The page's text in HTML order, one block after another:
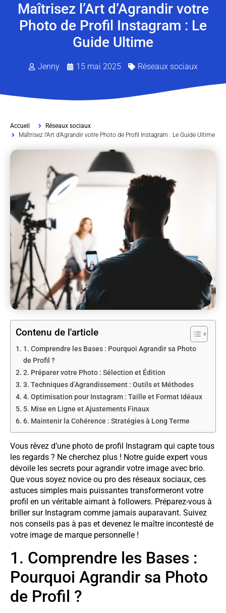
Maîtrisez l’Art d’Agrandir votre
Photo de Profil Instagram : Le
Guide Ultime
Jenny 15 mai 2025 Réseaux sociaux
Accueil
Réseaux sociaux
Maîtrisez l’Art d’Agrandir votre Photo de Profil Instagram : Le Guide Ultime
Contenu de l'article
1. Comprendre les Bases : Pourquoi Agrandir sa Photo
de Profil ?
2. Préparer votre Photo : Sélection et Édition
3. Techniques d’Agrandissement : Outils et Méthodes
4. Optimisation pour Instagram : Taille et Format Idéaux
5. Mise en Ligne et Ajustements Finaux
6. Maintenir la Cohérence : Stratégies à Long Terme
Vous rêvez d’une photo de profil Instagram qui capte tous
les regards ? Ne cherchez plus ! Notre guide expert vous
dévoile les secrets pour agrandir votre image avec brio.
Que vous soyez novice ou pro des réseaux sociaux, ces
astuces simples mais puissantes transformeront votre
profil en un véritable aimant à followers. Préparez-vous à
briller sur Instagram comme jamais auparavant. Suivez
nos conseils pas à pas et devenez le maître incontesté de
votre image de marque personnelle !
1. Comprendre les Bases :
Pourquoi Agrandir sa Photo
de Profil ?